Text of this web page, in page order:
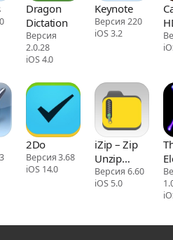
Dragon
Dictation
Версия
2.0.28
iOS 4.0
Keynote
Версия 220
iOS 3.2
2Do
Версия 3.68
iOS 14.0
iZip – Zip
Unzip
Unrar
Версия 6.60
iOS 5.0